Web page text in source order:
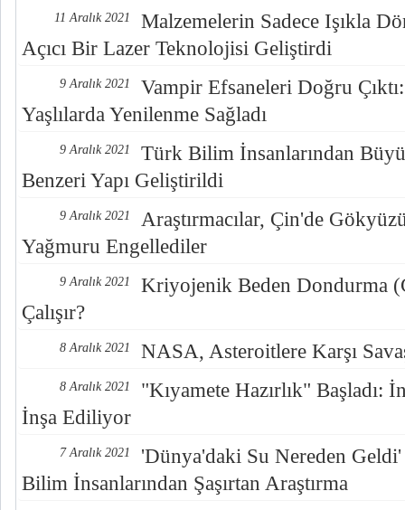
11 Aralık 2021
Malzemelerin Sadece Işıkla
Açıcı Bir Lazer Teknolojisi Geliştirdi
9 Aralık 2021
Vampir Efsaneleri Doğru
Yaşlılarda Yenilenme Sağladı
9 Aralık 2021
Türk Bilim İnsanlarından
Benzeri Yapı Geliştirildi
9 Aralık 2021
Araştırmacılar, Çin'de
Yağmuru Engellediler
9 Aralık 2021
Kriyojenik Beden Dondurma
Çalışır?
8 Aralık 2021 NASA, Asteroitlere Karşı
8 Aralık 2021
"Kıyamete Hazırlık" Başladı:
İnşa Ediliyor
7 Aralık 2021
'Dünya'daki Su Nereden
Bilim İnsanlarından Şaşırtan Araştırma